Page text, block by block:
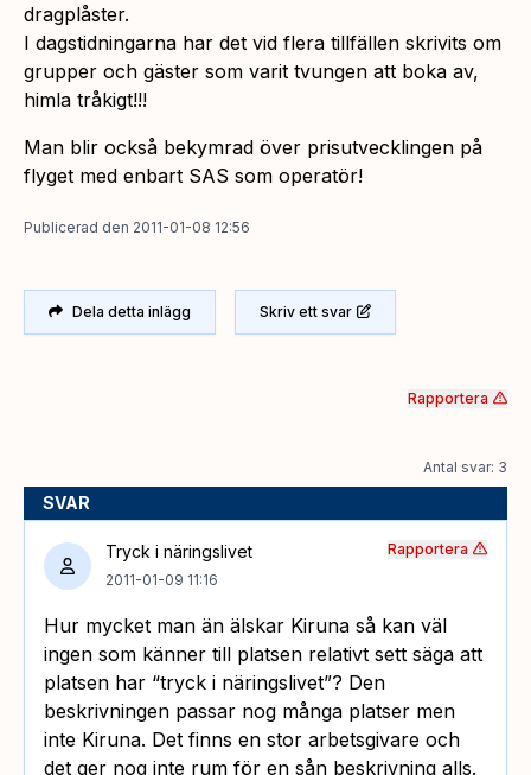
dragplåster.
I dagstidningarna har det vid flera tillfällen skrivits om
grupper och gäster som varit tvungen att boka av,
himla tråkigt!!!
Man blir också bekymrad över prisutvecklingen på
flyget med enbart SAS som operatör!
Publicerad den 2011-01-08 12:56
Dela detta inlägg Skriv ett svar
Rapportera
Antal svar: 3
SVAR
Tryck i näringslivet
2011-01-09 11:16
Hur mycket man än älskar Kiruna så kan väl
ingen som känner till platsen relativt sett säga att
platsen har “tryck i näringslivet”? Den
beskrivningen passar nog många platser men
inte Kiruna. Det finns en stor arbetsgivare och
det ger nog inte rum för en sån beskrivning alls.
Rapportera